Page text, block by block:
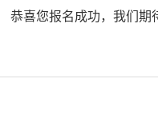
恭喜您报名成功，我们期